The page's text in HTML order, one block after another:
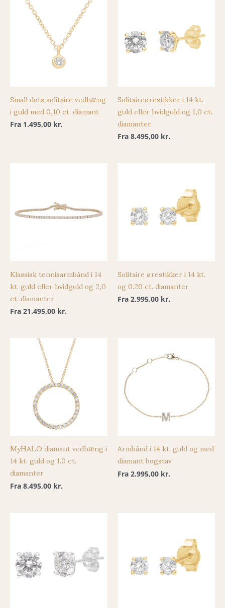
Small dots solitaire vedhæng
i guld med 0,10 ct. diamant
Fra 1.495,00 kr.
Solitaireørestikker i 14 kt.
guld eller hvidguld og 1,0 ct.
diamanter.
Fra 8.495,00 kr.
Klassisk tennisarmbånd i 14
kt. guld eller hvidguld og 2,0
ct. diamanter
Fra 21.495,00 kr.
Solitaire ørestikker i 14 kt.
og 0.20 ct. diamanter
Fra 2.995,00 kr.
MyHALO diamant vedhæng i
14 kt. guld og 1.0 ct.
diamanter
Fra 8.495,00 kr.
Armbånd i 14 kt. guld og med
diamant bogstav
Fra 2.995,00 kr.